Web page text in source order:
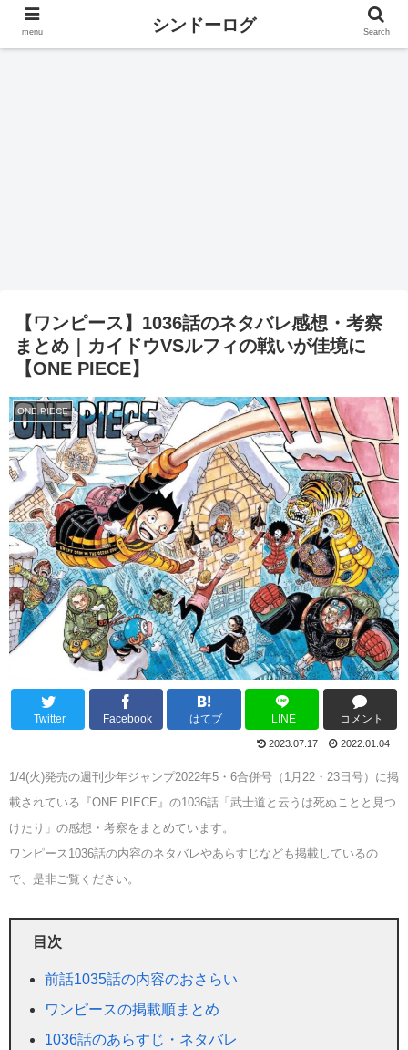
【ワンピース】1036話のネタバレ感想・考察
まとめ｜カイドウVSルフィの戦いが佳境に
【ONE PIECE】
ONE PIECE
Twitter Facebook はてブ LINE コメント
2023.07.17 2022.01.04
1/4(火)発売の週刊少年ジャンプ2022年5・6合併号（1月22・23日号）に掲
載されている『ONE PIECE』の1036話「武士道と云うは死ぬことと見つ
けたり」の感想・考察をまとめています。
ワンピース1036話の内容のネタバレやあらすじなども掲載しているの
で、是非ご覧ください。
目次
前話1035話の内容のおさらい
ワンピースの掲載順まとめ
1036話のあらすじ・ネタバレ
menu シンドーログ Search